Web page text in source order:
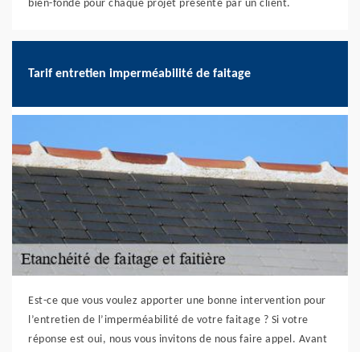
bien-fondé pour chaque projet présenté par un client.
Tarif entretien imperméabilité de faitage
Est-ce que vous voulez apporter une bonne intervention pour
l’entretien de l’imperméabilité de votre faitage ? Si votre
réponse est oui, nous vous invitons de nous faire appel. Avant